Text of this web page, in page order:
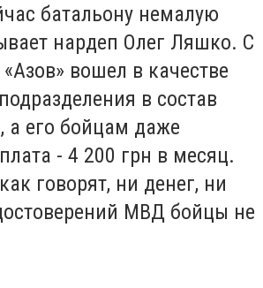
батальону немалую
нардеп Олег Ляшко. С
вошел в качестве
в состав
его бойцам даже
- 4 200 грн в месяц.
говорят, ни денег, ни
МВД бойцы не